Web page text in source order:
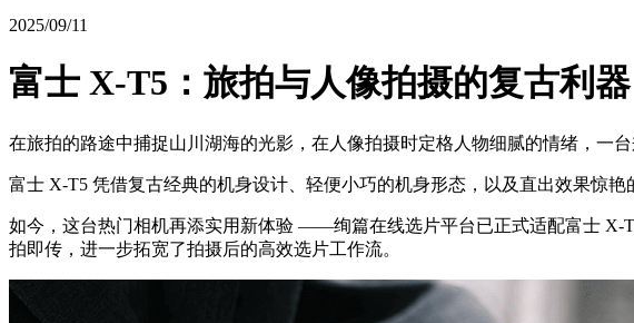
2025/09/11
富士 X-T5：旅拍与人像拍摄的复古利
在旅拍的路途中捕捉山川湖海的光影，在人像拍摄时定格人物细腻的情绪，一
富士 X-T5 凭借复古经典的机身设计、轻便小巧的机身形态，以及直出效果惊
如今，这台热门相机再添实用新体验 ——绚篇在线选片平台已正式适配富士 X-
拍即传，进一步拓宽了拍摄后的高效选片工作流。